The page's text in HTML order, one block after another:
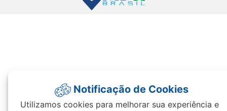
Notificação de Cookies
Utilizamos cookies para melhorar sua experiência e